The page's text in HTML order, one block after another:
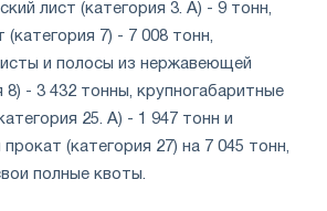
лист (категория 3. А) - 9 тонн,
7) - 7 008 тонн,
и полосы из нержавеющей
8) - 3 432 тонны, крупногабаритные
25. А) - 1 947 тонн и
(категория 27) на 7 045 тонн,
полные квоты.